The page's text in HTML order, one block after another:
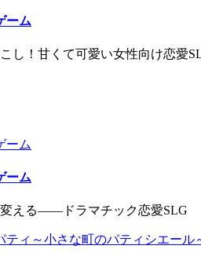
ーム
し！甘くて可愛い女性向け恋愛
ーム
ーム
える――ドラマチック恋愛SLG